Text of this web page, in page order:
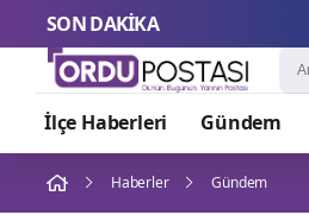
SON DAKİKA
İlçe Haberleri Gündem
Haberler Gündem